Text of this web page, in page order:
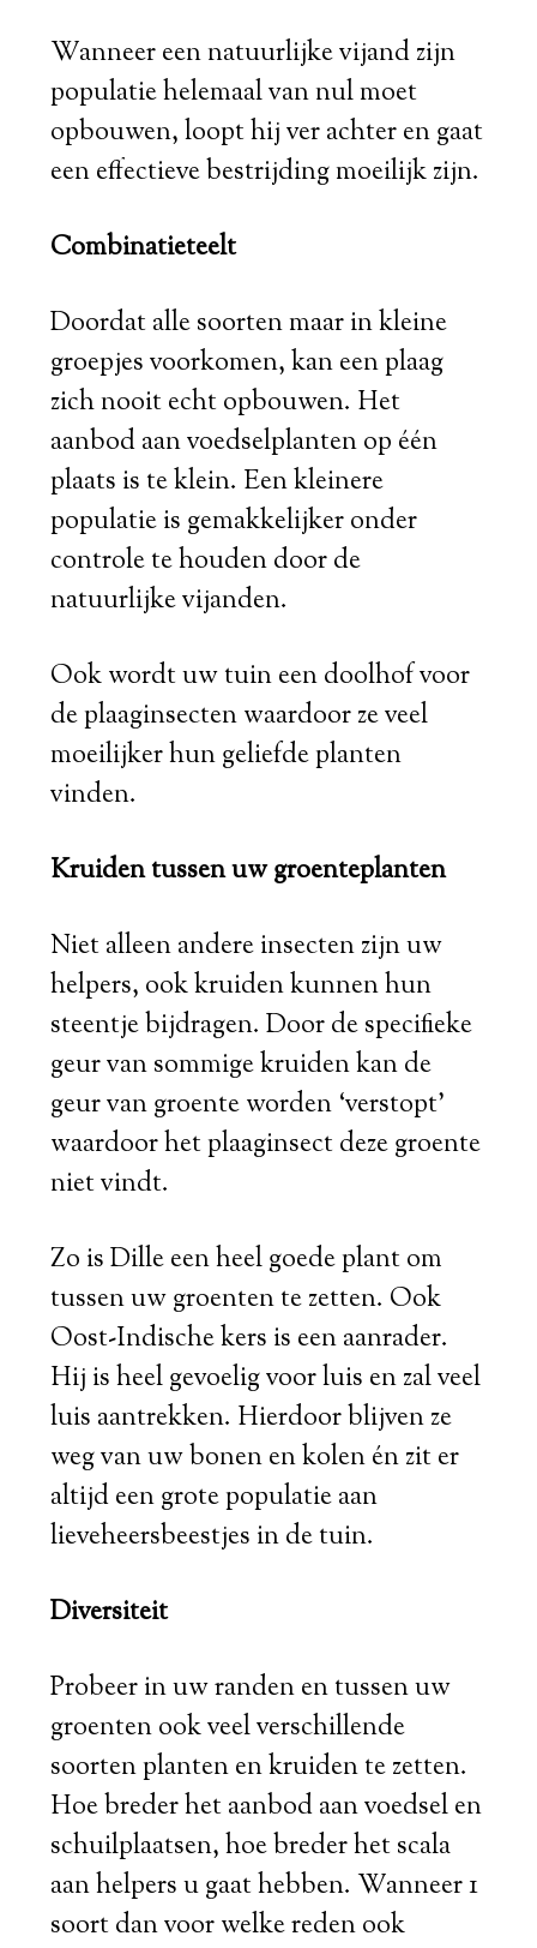
Wanneer een natuurlijke vijand zijn
populatie helemaal van nul moet
opbouwen, loopt hij ver achter en gaat
een effectieve bestrijding moeilijk zijn.
Combinatieteelt
Doordat alle soorten maar in kleine
groepjes voorkomen, kan een plaag
zich nooit echt opbouwen. Het
aanbod aan voedselplanten op één
plaats is te klein. Een kleinere
populatie is gemakkelijker onder
controle te houden door de
natuurlijke vijanden.
Ook wordt uw tuin een doolhof voor
de plaaginsecten waardoor ze veel
moeilijker hun geliefde planten
vinden.
Kruiden tussen uw groenteplanten
Niet alleen andere insecten zijn uw
helpers, ook kruiden kunnen hun
steentje bijdragen. Door de specifieke
geur van sommige kruiden kan de
geur van groente worden ‘verstopt’
waardoor het plaaginsect deze groente
niet vindt.
Zo is Dille een heel goede plant om
tussen uw groenten te zetten. Ook
Oost-Indische kers is een aanrader.
Hij is heel gevoelig voor luis en zal veel
luis aantrekken. Hierdoor blijven ze
weg van uw bonen en kolen én zit er
altijd een grote populatie aan
lieveheersbeestjes in de tuin.
Diversiteit
Probeer in uw randen en tussen uw
groenten ook veel verschillende
soorten planten en kruiden te zetten.
Hoe breder het aanbod aan voedsel en
schuilplaatsen, hoe breder het scala
aan helpers u gaat hebben. Wanneer 1
soort dan voor welke reden ook